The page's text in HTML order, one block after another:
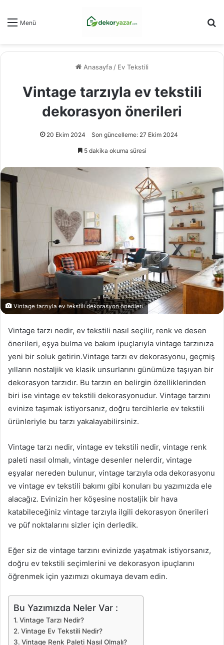
Menü
Anasayfa / Ev Tekstili
Vintage tarzıyla ev tekstili
dekorasyon önerileri
20 Ekim 2024 Son güncelleme: 27 Ekim 2024
5 dakika okuma süresi
Vintage tarzıyla ev tekstili dekorasyon önerileri
Vintage tarzı nedir, ev tekstili nasıl seçilir, renk ve desen
önerileri, eşya bulma ve bakım ipuçlarıyla vintage tarzınıza
yeni bir soluk getirin.Vintage tarzı ev dekorasyonu, geçmiş
yılların nostaljik ve klasik unsurlarını günümüze taşıyan bir
dekorasyon tarzıdır. Bu tarzın en belirgin özelliklerinden
biri ise vintage ev tekstili dekorasyonudur. Vintage tarzını
evinize taşımak istiyorsanız, doğru tercihlerle ev tekstili
ürünleriyle bu tarzı yakalayabilirsiniz.
Vintage tarzı nedir, vintage ev tekstili nedir, vintage renk
paleti nasıl olmalı, vintage desenler nelerdir, vintage
eşyalar nereden bulunur, vintage tarzıyla oda dekorasyonu
ve vintage ev tekstili bakımı gibi konuları bu yazımızda ele
alacağız. Evinizin her köşesine nostaljik bir hava
katabileceğiniz vintage tarzıyla ilgili dekorasyon önerileri
ve püf noktalarını sizler için derledik.
Eğer siz de vintage tarzını evinizde yaşatmak istiyorsanız,
doğru ev tekstili seçimlerini ve dekorasyon ipuçlarını
öğrenmek için yazımızı okumaya devam edin.
Bu Yazımızda Neler Var :
Vintage Tarzı Nedir?
Vintage Ev Tekstili Nedir?
Vintage Renk Paleti Nasıl Olmalı?